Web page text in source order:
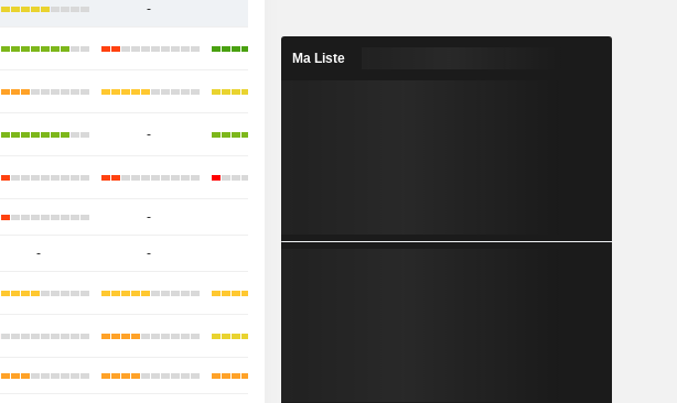
-
-
-
- -
Ma Liste